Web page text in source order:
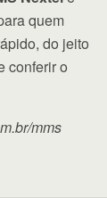
quem
do jeito
conferir o
mms